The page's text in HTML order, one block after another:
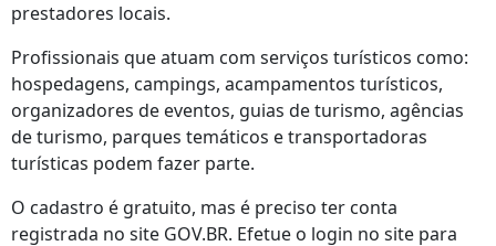
prestadores locais.
Profissionais que atuam com serviços turísticos como:
hospedagens, campings, acampamentos turísticos,
organizadores de eventos, guias de turismo, agências
de turismo, parques temáticos e transportadoras
turísticas podem fazer parte.
O cadastro é gratuito, mas é preciso ter conta
registrada no site GOV.BR. Efetue o login no site para